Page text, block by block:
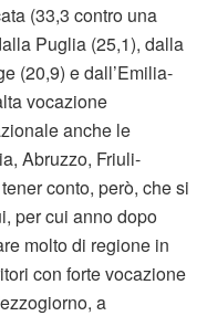
(33,3 contro una
Puglia (25,1), dalla
(20,9) e dall’Emilia-
vocazione
anche le
Abruzzo, Friuli-
conto, però, che si
per cui anno dopo
molto di regione in
con forte vocazione
a